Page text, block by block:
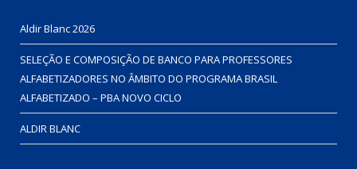
Aldir Blanc 2026
SELEÇÃO E COMPOSIÇÃO DE BANCO PARA PROFESSORES
ALFABETIZADORES NO ÂMBITO DO PROGRAMA BRASIL
ALFABETIZADO – PBA NOVO CICLO
ALDIR BLANC